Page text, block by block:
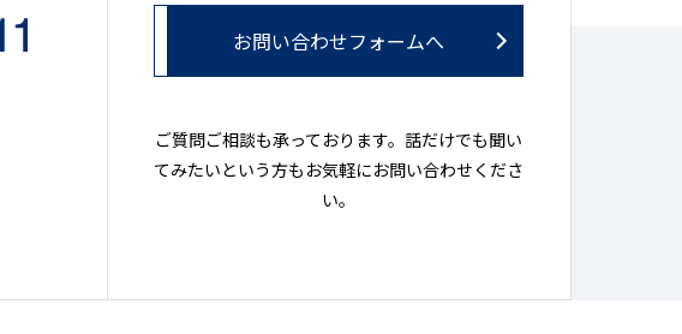
お問い合わせフォームへ
ご質問ご相談も承っております。話だけでも聞い
てみたいという方もお気軽にお問い合わせくださ
い。